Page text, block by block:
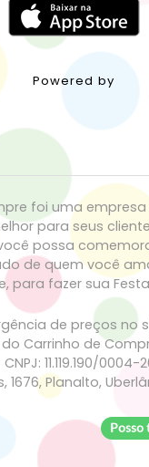
Powered by
foi uma
para seus
possa
de quem você
para fazer sua Festa
de preços no
Carrinho de
11.119.190/
1676, Planalto,